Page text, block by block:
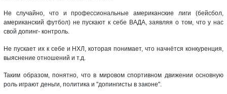
Не случайно, что и профессиональные американские лиги (бейсбол,
американский футбол) не пускают к себе ВАДА, заявляя о том, что у нас
свой допинг- контроль.
Не пускает их к себе и НХЛ, которая понимает, что начнётся конкуренция,
выяснение отношений и т.д.
Таким образом, понятно, что в мировом спортивном движении основную
роль играют деньги, политика и "допингисты в законе".